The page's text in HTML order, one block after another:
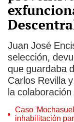
Juan José
selección,
que guardaba
Carlos Revilla
la colaboración
Caso
inhabilitación